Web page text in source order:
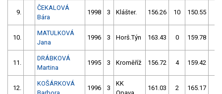
9.
ČEKALOVÁ
Bára
1998 3 Klášter. 156.26 10 150.55
10.
MATULKOVÁ
Jana
1996 3 Horš.Týn 163.43 0 159.78
11.
DRÁBKOVÁ
Martina
1995 3 Kroměříž 156.72 4 159.42
12.
KOŠÁRKOVÁ
1996 3
KK
161.03 2 165.17